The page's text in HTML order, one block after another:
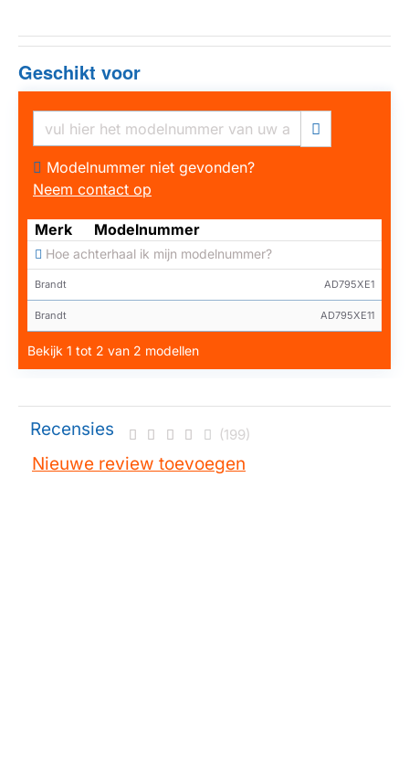
Geschikt voor
Modelnummer niet gevonden?
Neem contact op
Merk Modelnummer
Hoe achterhaal ik mijn modelnummer?
Brandt AD795XE1
Brandt AD795XE11
Bekijk 1 tot 2 van 2 modellen
Recensies (199)
Nieuwe review toevoegen